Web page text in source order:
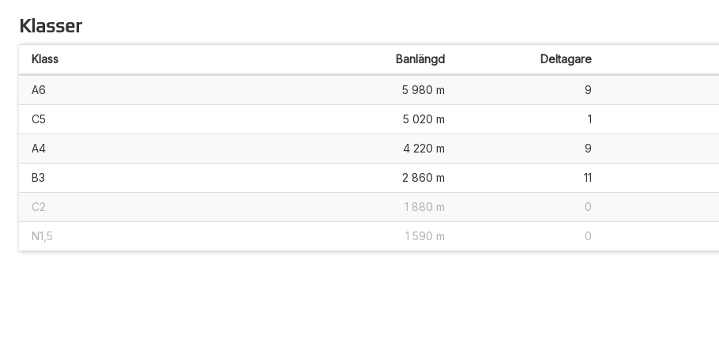
Klasser
Klass Banlängd Deltagare
A6 5 980 m 9
C5 5 020 m 1
A4 4 220 m 9
B3 2 860 m 11
C2 1 880 m 0
N1,5 1 590 m 0